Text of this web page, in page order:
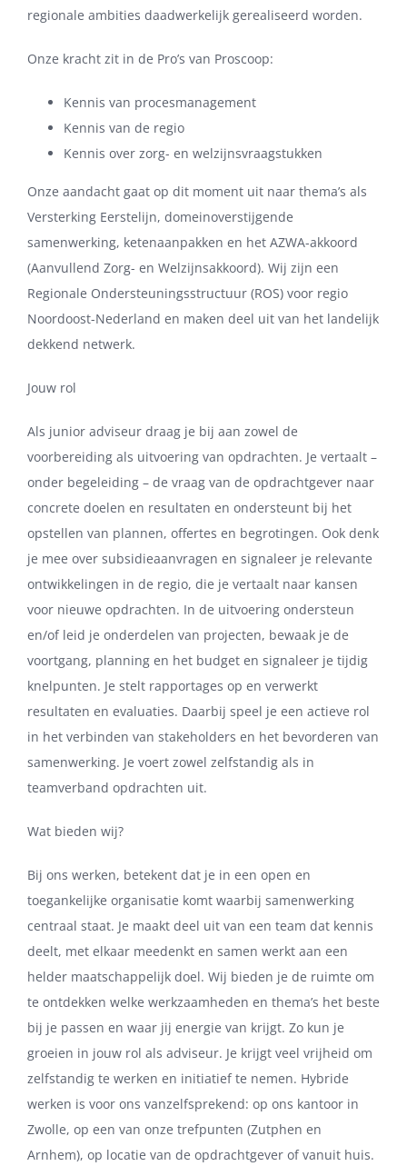
regionale ambities daadwerkelijk gerealiseerd worden.
Onze kracht zit in de Pro’s van Proscoop:
Kennis van procesmanagement
Kennis van de regio
Kennis over zorg- en welzijnsvraagstukken
Onze aandacht gaat op dit moment uit naar thema’s als
Versterking Eerstelijn, domeinoverstijgende
samenwerking, ketenaanpakken en het AZWA-akkoord
(Aanvullend Zorg- en Welzijnsakkoord). Wij zijn een
Regionale Ondersteuningsstructuur (ROS) voor regio
Noordoost-Nederland en maken deel uit van het landelijk
dekkend netwerk.
Jouw rol
Als junior adviseur draag je bij aan zowel de
voorbereiding als uitvoering van opdrachten. Je vertaalt –
onder begeleiding – de vraag van de opdrachtgever naar
concrete doelen en resultaten en ondersteunt bij het
opstellen van plannen, offertes en begrotingen. Ook denk
je mee over subsidieaanvragen en signaleer je relevante
ontwikkelingen in de regio, die je vertaalt naar kansen
voor nieuwe opdrachten. In de uitvoering ondersteun
en/of leid je onderdelen van projecten, bewaak je de
voortgang, planning en het budget en signaleer je tijdig
knelpunten. Je stelt rapportages op en verwerkt
resultaten en evaluaties. Daarbij speel je een actieve rol
in het verbinden van stakeholders en het bevorderen van
samenwerking. Je voert zowel zelfstandig als in
teamverband opdrachten uit.
Wat bieden wij?
Bij ons werken, betekent dat je in een open en
toegankelijke organisatie komt waarbij samenwerking
centraal staat. Je maakt deel uit van een team dat kennis
deelt, met elkaar meedenkt en samen werkt aan een
helder maatschappelijk doel. Wij bieden je de ruimte om
te ontdekken welke werkzaamheden en thema’s het beste
bij je passen en waar jij energie van krijgt. Zo kun je
groeien in jouw rol als adviseur. Je krijgt veel vrijheid om
zelfstandig te werken en initiatief te nemen. Hybride
werken is voor ons vanzelfsprekend: op ons kantoor in
Zwolle, op een van onze trefpunten (Zutphen en
Arnhem), op locatie van de opdrachtgever of vanuit huis.